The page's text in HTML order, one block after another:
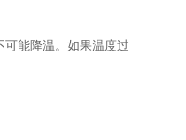
能降温。如果温度过